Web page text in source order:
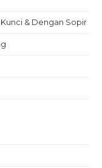
& Dengan Sopir